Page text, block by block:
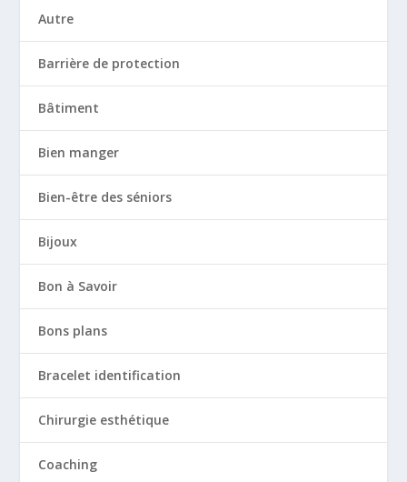
Autre
Barrière de protection
Bâtiment
Bien manger
Bien-être des séniors
Bijoux
Bon à Savoir
Bons plans
Bracelet identification
Chirurgie esthétique
Coaching